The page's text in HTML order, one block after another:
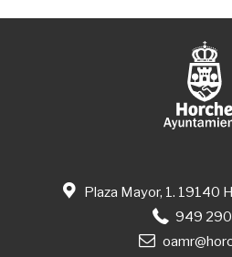
Plaza Mayor, 1. 19140
949 290